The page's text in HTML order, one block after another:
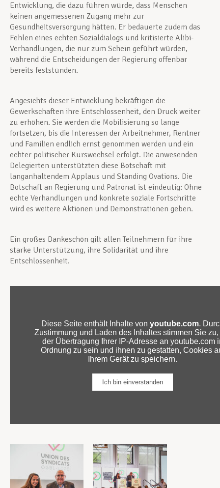
Entwicklung, die dazu führen würde, dass Menschen
keinen angemessenen Zugang mehr zur
Gesundheitsversorgung hätten. Er bedauerte zudem das
Fehlen eines echten Sozialdialogs und kritisierte Alibi-
Verhandlungen, die nur zum Schein geführt würden,
während die Entscheidungen der Regierung offenbar
bereits feststünden.
Angesichts dieser Entwicklung bekräftigen die
Gewerkschaften ihre Entschlossenheit, den Druck weiter
zu erhöhen. Sie werden die Mobilisierung so lange
fortsetzen, bis die Interessen der Arbeitnehmer, Rentner
und Familien endlich ernst genommen werden und ein
echter politischer Kurswechsel erfolgt. Die anwesenden
Delegierten unterstützten diese Botschaft mit
langanhaltendem Applaus und Standing Ovations. Die
Botschaft an Regierung und Patronat ist eindeutig: Ohne
echte Verhandlungen und konkrete soziale Fortschritte
wird es weitere Aktionen und Demonstrationen geben.
Ein großes Dankeschön gilt allen Teilnehmern für ihre
starke Unterstützung, ihre Solidarität und ihre
Entschlossenheit.